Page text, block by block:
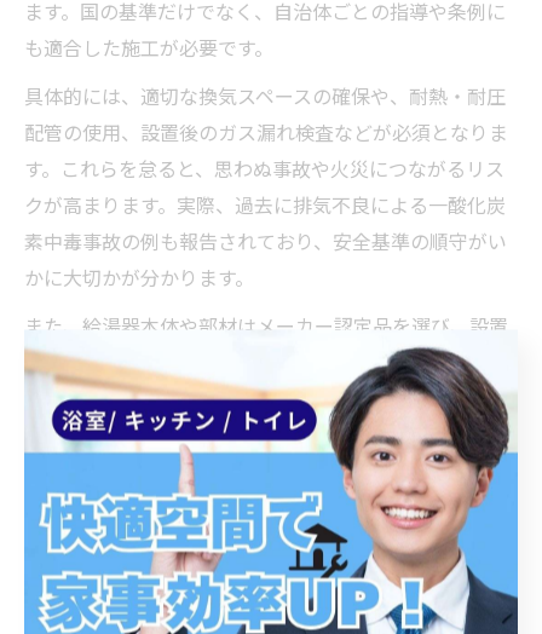
ます。国の基準だけでなく、自治体ごとの指導や条例に
も適合した施工が必要です。
具体的には、適切な換気スペースの確保や、耐熱・耐圧
配管の使用、設置後のガス漏れ検査などが必須となりま
す。これらを怠ると、思わぬ事故や火災につながるリス
クが高まります。実際、過去に排気不良による一酸化炭
素中毒事故の例も報告されており、安全基準の順守がい
かに大切かが分かります。
また、給湯器本体や部材はメーカー認定品を選び、設置
工事は専門知識と資格を持つ業者に依頼しましょう。安
全基準の徹底が、長く安心してお湯を使い続けるための
基本となります。
施工業者選びで見落としがちな要素
ガス給湯器の取り付けで失敗しないためには、施工業者
選びが非常に重要です。多くの方が価格や納期だけで業
者を選びがちですが、実は見落としやすいポイントがい